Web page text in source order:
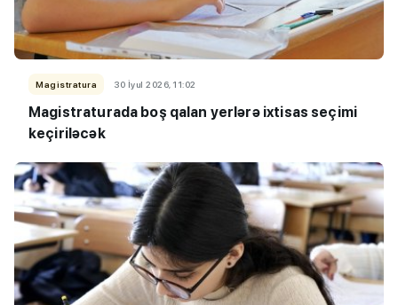
Magistratura 30 İyul 2026, 11:02
Magistraturada boş qalan yerlərə ixtisas seçimi
keçiriləcək